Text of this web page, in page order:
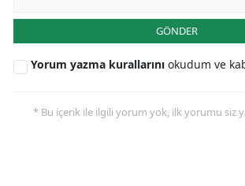
GÖNDER
Yorum yazma kurallarını okudum ve
* Bu içerik ile ilgili yorum yok, ilk yorumu siz